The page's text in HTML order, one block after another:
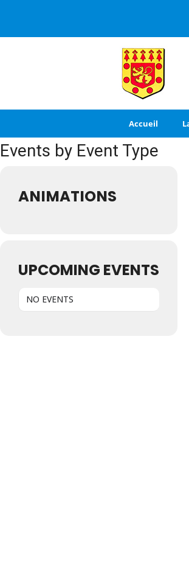
Accueil
Events by Event Type
ANIMATIONS
UPCOMING EVENTS
NO EVENTS